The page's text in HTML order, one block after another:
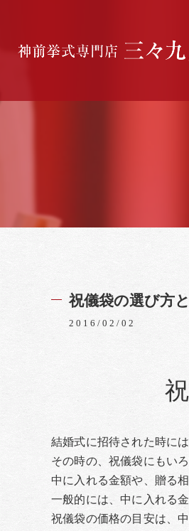
祝儀袋の選び方
2016/02/02
結婚式に招待された時に
その時の、祝儀袋にもい
中に入れる金額や、贈る
一般的には、中に入れる
祝儀袋の価格の目安は、